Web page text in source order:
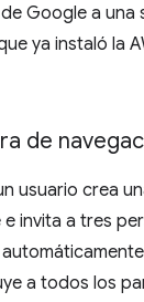
Google a una
ya instaló la
de
usuario crea
invita a tres
a todos los